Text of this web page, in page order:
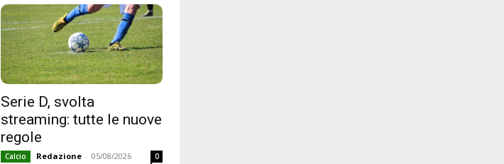
Serie D, svolta
streaming: tutte le nuove
regole
Calcio Redazione - 05/08/2026 0